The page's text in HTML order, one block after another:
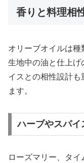
香りと料理相
オリーブオイルは種
生地中の油と仕上げ
イスとの相性設計
ます。
ハーブやスパイ
ローズマリー、タ